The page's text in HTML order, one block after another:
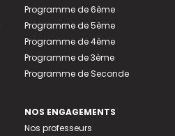
Programme de 6ème
Programme de 5ème
Programme de 4ème
Programme de 3ème
Programme de Seconde
NOS ENGAGEMENTS
Nos professeurs